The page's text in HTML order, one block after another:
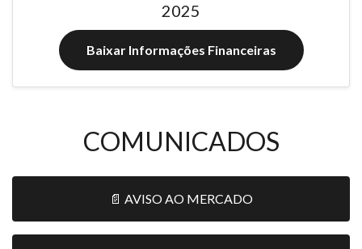
2025
Baixar Informações Financeiras
COMUNICADOS
📄 AVISO AO MERCADO